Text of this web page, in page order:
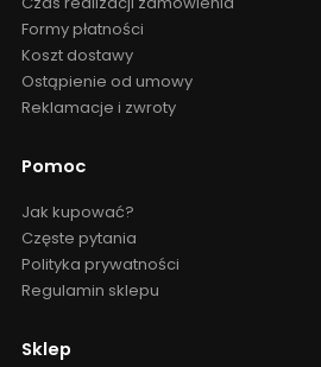
Zakupy
Czas realizacji zamówienia
Koszt dostawy
Reklamacje i zwroty
Pomoc
Częste pytania